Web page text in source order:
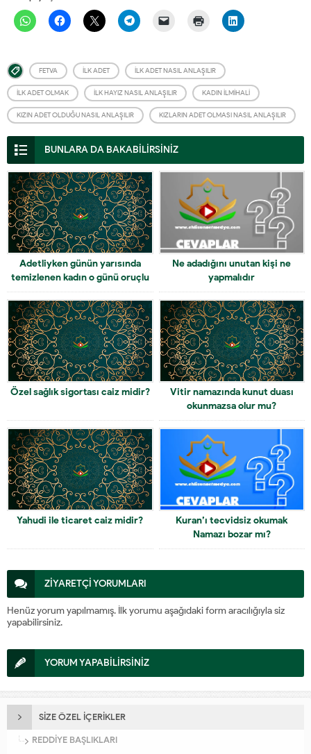
FETVA İLK ADET İLK ADET NASIL ANLAŞILIR
İLK ADET OLMAK İLK HAYIZ NASIL ANLAŞILIR KADIN İLMIHALI
KIZIN ADET OLDUĞU NASIL ANLAŞILIR KIZLARIN ADET OLMASI NASIL ANLAŞILIR
BUNLARA DA BAKABİLİRSİNİZ
Adetliyken günün yarısında
temizlenen kadın o günü oruçlu
mu geçirir
Ne adadığını unutan kişi ne
yapmalıdır
Özel sağlık sigortası caiz midir?
Vitir namazında kunut duası
okunmazsa olur mu?
Yahudi ile ticaret caiz midir?
Kuran’ı tecvidsiz okumak
Namazı bozar mı?
ZİYARETÇİ YORUMLARI
Henüz yorum yapılmamış. İlk yorumu aşağıdaki form aracılığıyla siz
yapabilirsiniz.
YORUM YAPABİLİRSİNİZ
SİZE ÖZEL İÇERİKLER
REDDİYE BAŞLIKLARI